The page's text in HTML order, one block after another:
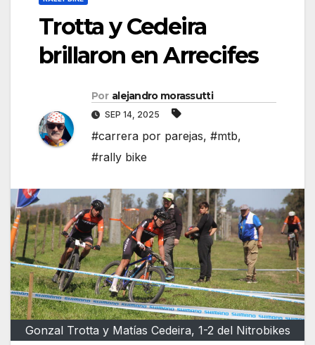
Trotta y Cedeira
brillaron en Arrecifes
Por alejandro morassutti
SEP 14, 2025
#carrera por parejas, #mtb,
#rally bike
Gonzal Trotta y Matías Cedeira, 1-2 del Nitrobikes